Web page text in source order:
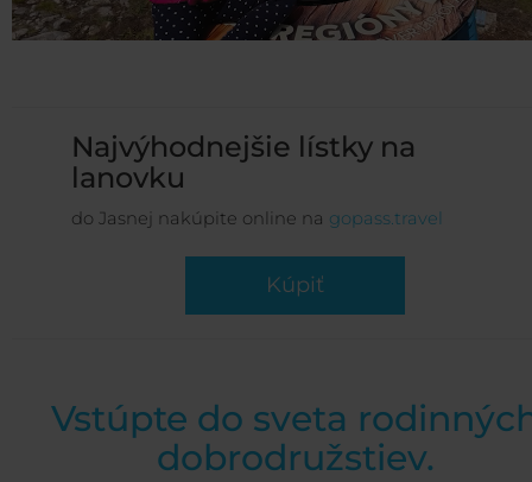
Najvýhodnejšie lístky na
lanovku
do Jasnej nakúpite online na gopass.travel
Kúpiť
Vstúpte do sveta
dobrodružstiev.